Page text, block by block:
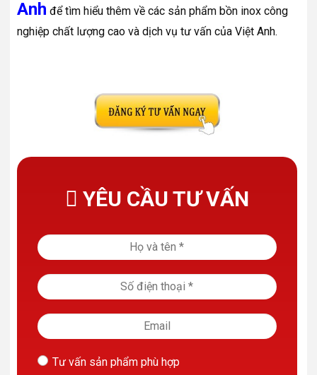
Anh để tìm hiểu thêm về các sản phẩm bồn inox công
nghiệp chất lượng cao và dịch vụ tư vấn của Việt Anh.
YÊU CẦU TƯ VẤN
Tư vấn sản phẩm phù hợp